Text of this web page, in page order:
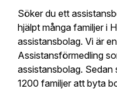
Söker du ett
hjälpt många familjer i
assistansbolag. Vi är
Assistansförmedling
assistansbolag. Sedan
1200 familjer att byta